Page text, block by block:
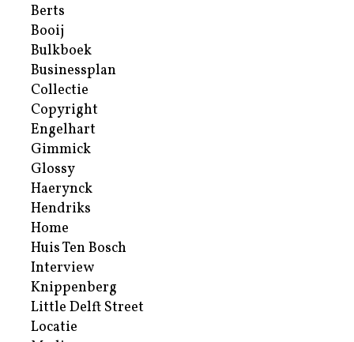
Berts
Booij
Bulkboek
Businessplan
Collectie
Copyright
Engelhart
Gimmick
Glossy
Haerynck
Hendriks
Home
Huis Ten Bosch
Interview
Knippenberg
Little Delft Street
Locatie